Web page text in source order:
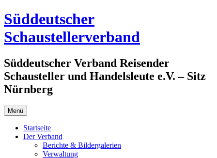
Zum
Inhalt
springen
Süddeutscher
Schaustellerverband
Süddeutscher Verband Reisender
Schausteller und Handelsleute e.V. – Sitz
Nürnberg
Menü
Startseite
Der Verband
Berichte & Bildergalerien
Verwaltung